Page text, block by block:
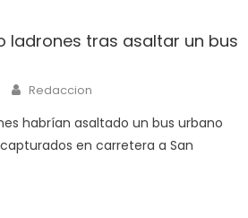
ladrones tras asaltar un bus
Author
Redaccion
habrían asaltado un bus urbano
en carretera a San